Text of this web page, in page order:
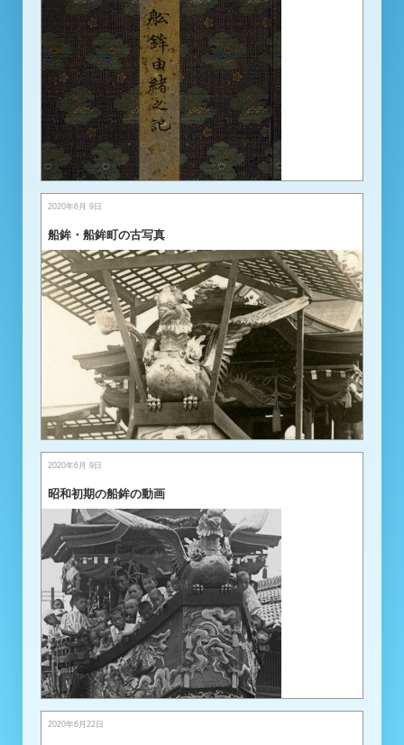
2020年6月 9日
船鉾・船鉾町の古写真
2020年6月 9日
昭和初期の船鉾の動画
2020年6月22日